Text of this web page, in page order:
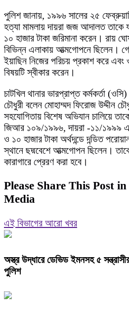
পুলিশ জানায়, ১৯৯৬ সালের ২৫
হত্যা মামলায় দায়রা জজ আদালত তাকে
১০ হাজার টাকা জরিমানা করেন। রায়
বিভিন্ন এলাকায় আত্মগোপনে ছিলেন।
ইয়াছিন নিজের পরিচয় প্রকাশ করে এবং
বিষয়টি স্বীকার করেন।
চাটখিল থানার ভারপ্রাপ্ত কর্মকর্তা
চৌধুরী বলেন মোহাম্মদ ফিরোজ উদ্দীন
সহযোগিতায় বিশেষ অভিযান চালিয়ে
জিআর ১০৯/১৯৯৬, দায়রা -১১/১৯৯৯ এর
ও ১০ হাজার টাকা অর্থদন্ডে দন্ডিত
স্থানে ছদ্মবেশে আত্মগোপন ছিলেন।
কারাগারে প্রেরণ করা হবে।
Please Share This Post
Media
এই বিভাগের আরো খবর
অস্ত্র উদ্ধারে ডেভিড ইমনসহ ৫ সন্ত্রাসীর
পুলিশ